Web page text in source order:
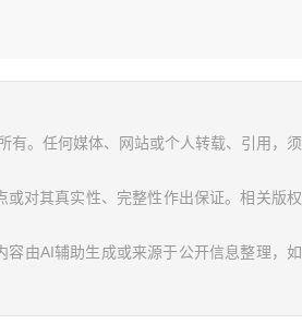
有。任何媒体、网站或个人转载、引用，须
对其真实性、完整性作出保证。相关版权
由AI辅助生成或来源于公开信息整理，如